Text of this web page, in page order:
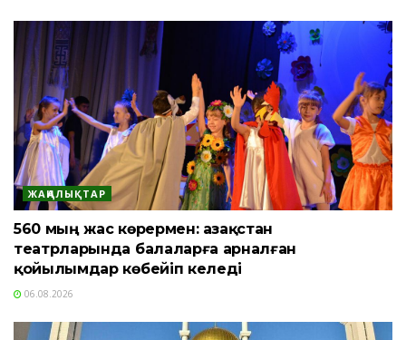
ЖАҢАЛЫҚТАР
560 мың жас көрермен: Қазақстан
театрларында балаларға арналған
қойылымдар көбейіп келеді
06.08.2026